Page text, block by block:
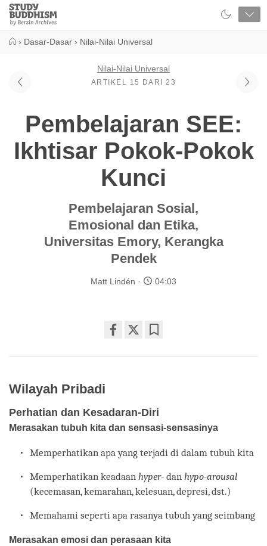
Close
Study
Buddhism
› Dasar-Dasar › Nilai-Nilai Universal
Nilai-Nilai Universal
ARTIKEL 15 DARI 23
Pembelajaran SEE:
Ikhtisar Pokok-Pokok
Kunci
Pembelajaran Sosial,
Emosional dan Etika,
Universitas Emory, Kerangka
Pendek
Matt Lindén 04:03
on
Wilayah Pribadi
Perhatian dan Kesadaran-Diri
Merasakan tubuh kita dan sensasi-sensasinya
Memperhatikan apa yang terjadi di dalam tubuh kita
Memperhatikan keadaanhyper- danhypo-arousal
(kecemasan, kemarahan, kelesuan, depresi, dst.)
Memahami seperti apa rasanya tubuh yang seimbang
Merasakan emosi dan perasaan kita